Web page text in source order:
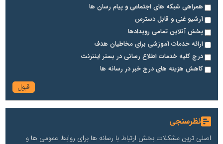
همراهی شبکه های اجتماعی و پیام رسان ها
آرشیو غنی و قابل دسترس
پخش آنلاین تمامی رویدادها
ارائه خدمات آموزشی برای مخاطیان هدف
درج کلیه خدمات اطلاع رسانی در بستر اینترنت
کاهش هزینه های درج خبر در رسانه ها
نظرسنجی
اصلی ترین مشکلات بخش ارتباط با رسانه ها برای روابط عمومی ها و